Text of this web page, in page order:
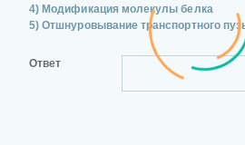
4) Модификация молекулы белка
5) Отшнуровывание транспортного
Ответ